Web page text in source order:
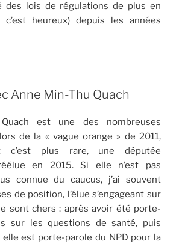
des lois de régulations de plus en
heureux) depuis les années
Anne Min-Thu Quach
est une des nombreuses
de la « vague orange » de 2011,
c’est plus rare, une députée
en 2015. Si elle n’est pas
connue du caucus, j’ai souvent
de position, l’élue s’engageant sur
sont chers : après avoir été porte-
sur les questions de santé, puis
elle est porte-parole du NPD pour la